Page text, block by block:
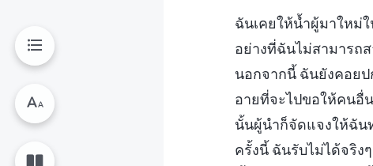
ฉันเคยให้น้ำผู้มาใหม่
อย่างที่ฉันไม่สามารถ
นอกจากนี้ ฉันยังคอยป
อายที่จะไปขอให้คนอื่
นั้นผู้นำก็จัดแจงให้ฉัน
ครั้งนี้ ฉันรับไม่ได้จริง